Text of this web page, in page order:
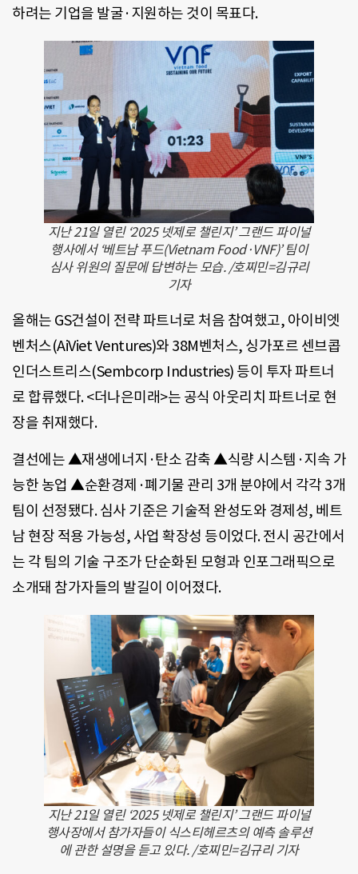
하려는 기업을 발굴·지원하는 것이 목표다.
지난 21일 열린 ‘2025 넷제로 챌린지’ 그랜드 파이널
행사에서 ‘베트남 푸드(Vietnam Food·VNF)’ 팀이
심사 위원의 질문에 답변하는 모습. /호찌민=김규리
기자
올해는 GS건설이 전략 파트너로 처음 참여했고, 아이비엣
벤처스(AiViet Ventures)와 38M벤처스, 싱가포르 센브콥
인더스트리스(Sembcorp Industries) 등이 투자 파트너
로 합류했다. <더나은미래>는 공식 아웃리치 파트너로 현
장을 취재했다.
결선에는 ▲재생에너지·탄소 감축 ▲식량 시스템·지속 가
능한 농업 ▲순환경제·폐기물 관리 3개 분야에서 각각 3개
팀이 선정됐다. 심사 기준은 기술적 완성도와 경제성, 베트
남 현장 적용 가능성, 사업 확장성 등이었다. 전시 공간에서
는 각 팀의 기술 구조가 단순화된 모형과 인포그래픽으로
소개돼 참가자들의 발길이 이어졌다.
지난 21일 열린 ‘2025 넷제로 챌린지’ 그랜드 파이널
행사장에서 참가자들이 식스티헤르츠의 예측 솔루션
에 관한 설명을 듣고 있다. /호찌민=김규리 기자